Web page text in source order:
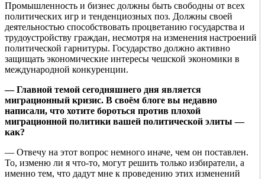
Промышленность и бизнес должны быть свободны от всех
политических игр и тенденциозных поз. Должны своей
деятельностью способствовать процветанию государства и
трудоустройству граждан, несмотря на изменения настроений
политической гарнитуры. Государство должно активно
защищать экономические интересы чешской экономики в
международной конкуренции.
— Главной темой сегодняшнего дня является
миграционный кризис. В своём блоге вы недавно
написали, что хотите бороться против плохой
миграционной политики вашей политической элиты —
как?
— Отвечу на этот вопрос немного иначе, чем он поставлен.
То, изменю ли я что-то, могут решить только избиратели, а
именно тем, что дадут мне к проведению этих изменений